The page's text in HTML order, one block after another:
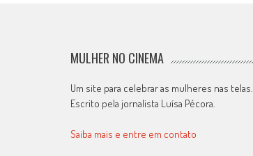
MULHER NO CINEMA
Um site para celebrar as mulheres nas telas.
Escrito pela jornalista Luísa Pécora.
Saiba mais e entre em contato